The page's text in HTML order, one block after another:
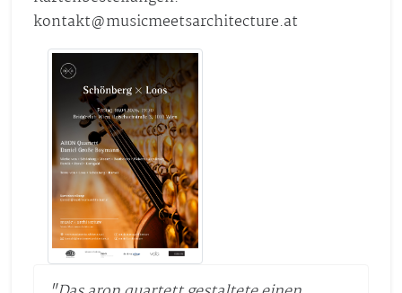
kontakt@musicmeetsarchitecture.at